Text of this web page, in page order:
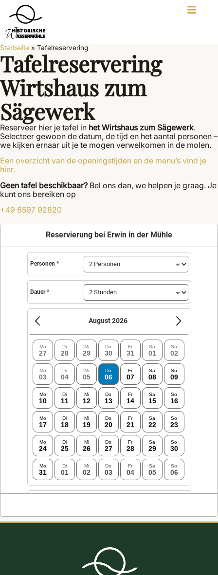
Startseite » Tafelreservering
Tafelreservering
Wirtshaus zum
Sägewerk
Reserveer hier je tafel in het Wirtshaus zum Sägewerk.
Selecteer gewoon de datum, de tijd en het aantal personen –
we kijken ernaar uit je te mogen verwelkomen in de molen.
Een overzicht van de openingstijden en de menu’s vind je
hier.
Geen tafel beschikbaar? Bel ons dan, we helpen je graag. Je
kunt ons bereiken op
+49 6597 92820